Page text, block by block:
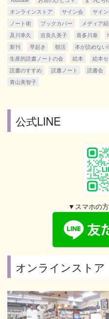
オンラインストア
サイン会 サイ
ノート術
ブックカバー メディア
及川幸久
吉良久美子 喜多川泰
新刊
早起き 朝活 本が読めない
生産的読書ノートの会
絵本 絵本
読書のすすめ
読書ノート 読書会
青山美智子
公式LINE
▼スマホの
オンラインストア